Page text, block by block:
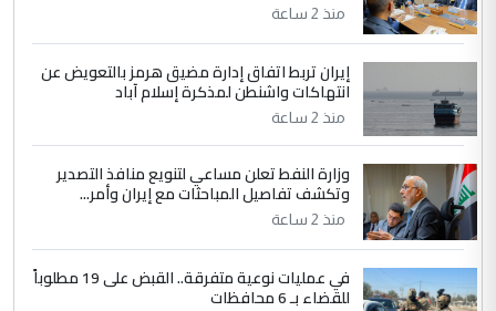
التعليق : واحد من عصابة علي ماما يسقط
جنسية الرافد الثالث للعراق ومن اصول عريقة
الموضوع : الجواهري يرد على صدام حسين سل
مضجعيك يابن الزنا (نص كامل)
منذ 2 ساعة
إيران تربط اتفاق إدارة مضيق هرمز بالتعويض عن
انتهاكات واشنطن لمذكرة إسلام آباد
منذ 2 ساعة
وزارة النفط تعلن مساعي لتنويع منافذ التصدير
وتكشف تفاصيل المباحثات مع إيران وأمر...
منذ 2 ساعة
في عمليات نوعية متفرقة.. القبض على 19 مطلوباً
للقضاء بـ 6 محافظات